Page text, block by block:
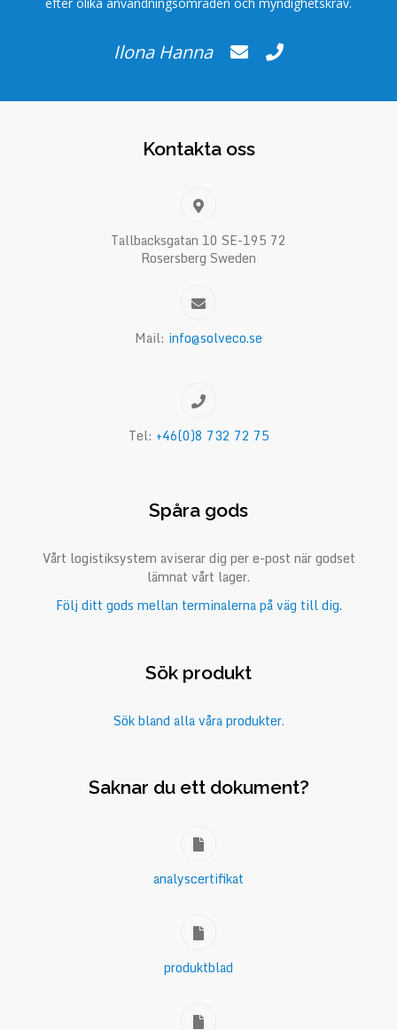
Ilona Hanna
Kontakta oss
Tallbacksgatan 10 SE-195 72
Rosersberg Sweden
Mail: info@solveco.se
Tel: +46(0)8 732 72 75
Spåra gods
Vårt logistiksystem aviserar dig per e-post när godset
lämnat vårt lager.
Följ ditt gods mellan terminalerna på väg till dig.
Sök produkt
Sök bland alla våra produkter.
Saknar du ett dokument?
analyscertifikat
produktblad